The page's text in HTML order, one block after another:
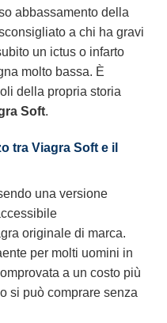
abbassamento della
a chi ha gravi
un ictus o infarto
molto bassa. È
della propria storia
Soft.
tra Viagra Soft e il
una versione
originale di marca.
per molti uomini in
a un costo più
si può comprare senza